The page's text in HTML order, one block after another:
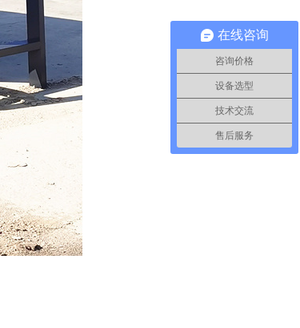
在线咨询
咨询价格
设备选型
技术交流
售后服务